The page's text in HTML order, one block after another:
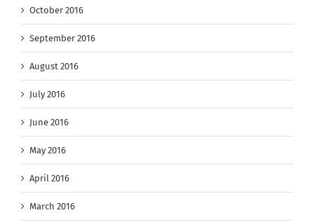
October 2016
September 2016
August 2016
July 2016
June 2016
May 2016
April 2016
March 2016